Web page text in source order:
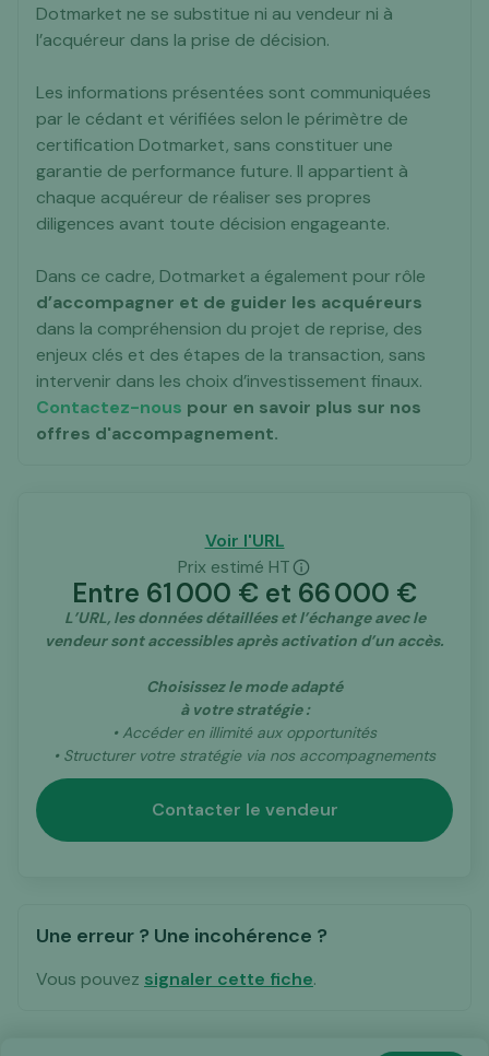
Dotmarket ne se substitue ni au vendeur ni à
l’acquéreur dans la prise de décision.
Les informations présentées sont communiquées
par le cédant et vérifiées selon le périmètre de
certification Dotmarket, sans constituer une
garantie de performance future. Il appartient à
chaque acquéreur de réaliser ses propres
diligences avant toute décision engageante.
Dans ce cadre, Dotmarket a également pour rôle
d’accompagner et de guider les acquéreurs
dans la compréhension du projet de reprise, des
enjeux clés et des étapes de la transaction, sans
intervenir dans les choix d’investissement finaux.
Contactez-nous pour en savoir plus sur nos
offres d'accompagnement.
Voir l'URL
Prix estimé HT
Entre 61 000 € et 66 000 €
L’URL, les données détaillées et l’échange avec le
vendeur sont accessibles après activation d’un accès.
Choisissez le mode adapté
à votre stratégie :
• Accéder en illimité aux opportunités
• Structurer votre stratégie via nos accompagnements
Contacter le vendeur
Une erreur ? Une incohérence ?
Vous pouvez signaler cette fiche.